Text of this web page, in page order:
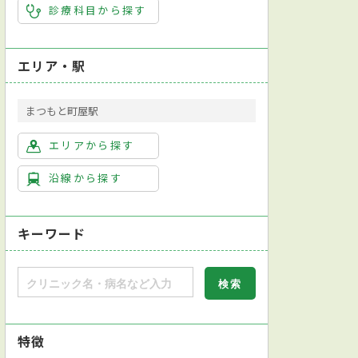
診療科目から探す
エリア・駅
まつもと町屋駅
エリアから探す
沿線から探す
キーワード
特徴